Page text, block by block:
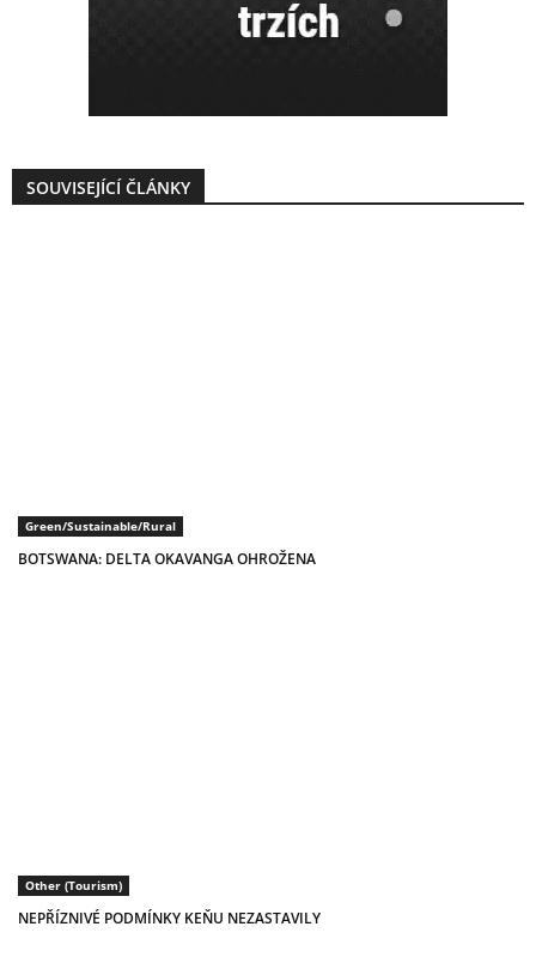
SOUVISEJÍCÍ ČLÁNKY
Green/Sustainable/Rural
BOTSWANA: DELTA OKAVANGA OHROŽENA
Other (Tourism)
NEPŘÍZNIVÉ PODMÍNKY KEŇU NEZASTAVILY